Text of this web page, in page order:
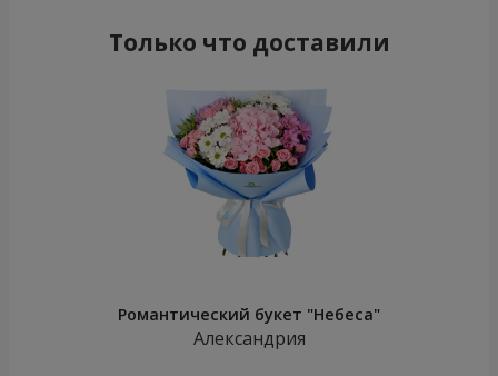
Только что доставили
Романтический букет "Небеса"
Александрия